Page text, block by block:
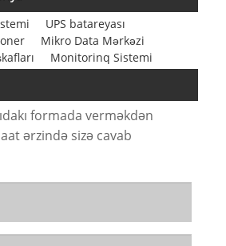
UPS batareyası
Mikro Data Mərkəzi
Monitorinq Sistemi
formada verməkdən
ərzində sizə cavab